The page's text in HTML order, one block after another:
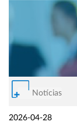
Notícias
2026-04-28